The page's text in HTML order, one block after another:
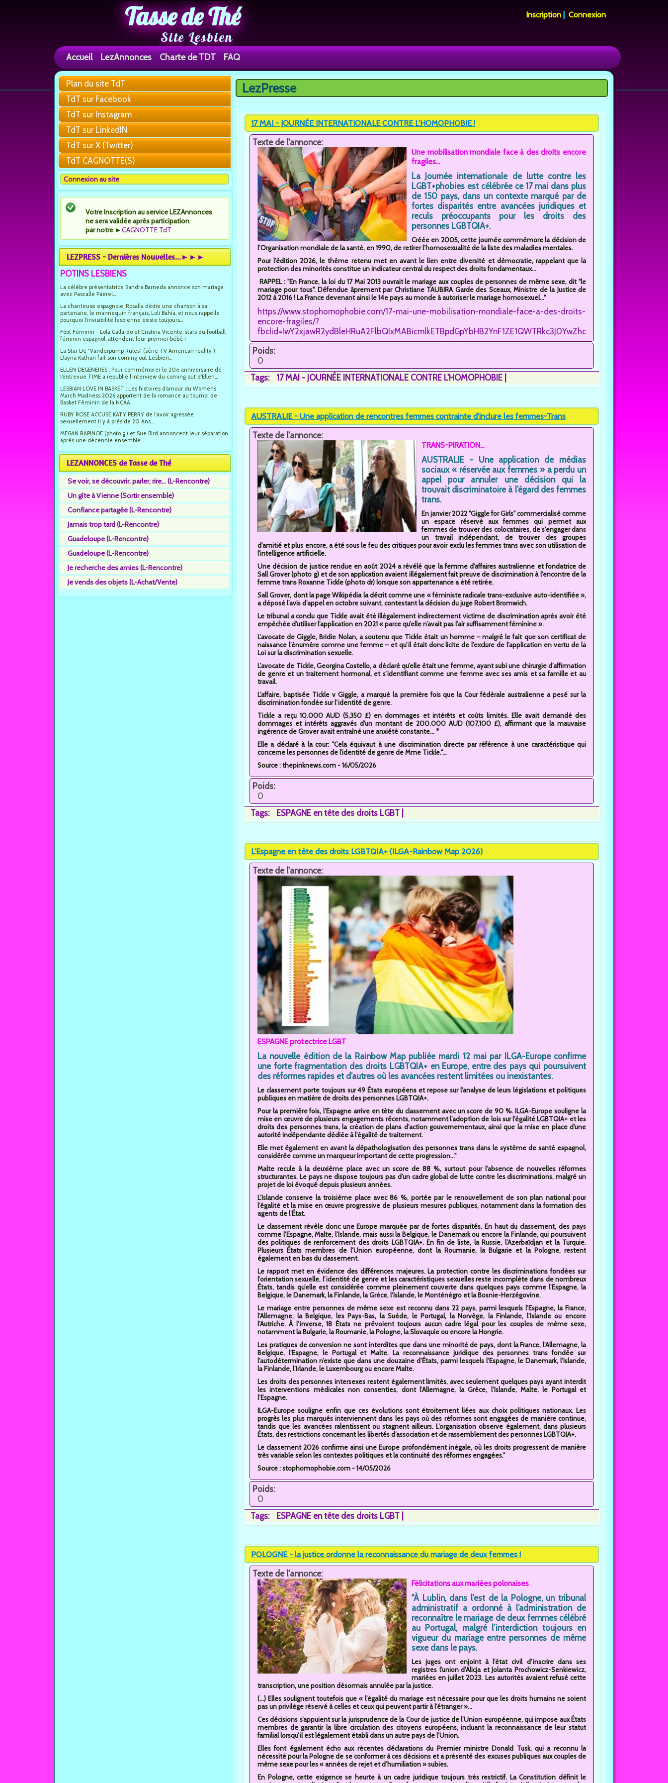
Tasse de Thé
Site Lesbien
Inscription |Connexion
Accueil LezAnnonces Charte de TDT FAQ
Plan du site TdT
TdT sur Facebook
TdT sur Instagram
TdT sur LinkedIN
TdT sur X (Twitter)
TdT CAGNOTTE(S)
Connexion au site
Votre Inscription au service LEZAnnonces
ne sera validée après participation
par notre ►CAGNOTTE TdT
LEZPRESS - Dernières Nouvelles...►►►
POTINS LESBIENS
La célèbre présentatrice Sandra Barneda annonce son mariage
avec Pascalle Paerel...
La chanteuse espagnole, Rosalía dédie une chanson à sa
partenaire, le mannequin français, Loli Bahía, et nous rappelle
pourquoi l’invisibilité lesbienne existe toujours...
Foot Féminin - Lola Gallardo et Cristina Vicente, stars du football
féminin espagnol, attendent leur premier bébé !
La Star De "Vanderpump Rules" (série TV American reality ),
Dayna Kathan fait son coming out Lesbien...
ELLEN DEGENERES : Pour commémorer le 20e anniversaire de
l’entrevue TIME a republié l’interview du coming out d’Ellen...
LESBIAN LOVE IN BASKET : Les histoires d’amour du Women’s
March Madness 2026 apportent de la romance au tournoi de
Basket Féminin de la NCAA...
RUBY ROSE ACCUSE KATY PERRY de l'avoir agressée
sexuellement Il y à près de 20 Ans...
MEGAN RAPINOE (photo g.) et Sue Bird annoncent leur séparation
après une décennie ensemble...
LEZANNONCES de Tasse de Thé
Se voir, se découvrir, parler, rire... (L-Rencontre)
Un gîte à Vienne (Sortir ensemble)
Confiance partagée (L-Rencontre)
Jamais trop tard (L-Rencontre)
Guadeloupe (L-Rencontre)
Guadeloupe (L-Rencontre)
Je recherche des amies (L-Rencontre)
Je vends des objets (L-Achat/Vente)
Vous êtes ici
LezPresse
17 MAI - JOURNÉE INTERNATIONALE CONTRE L'HOMOPHOBIE !
Texte de l'annonce:
Une mobilisation mondiale face à des droits encore
fragiles...
La Journée internationale de lutte contre les
LGBT+phobies est célébrée ce 17 mai dans plus
de 150 pays, dans un contexte marqué par de
fortes disparités entre avancées juridiques et
reculs préoccupants pour les droits des
personnes LGBTQIA+.
Créée en 2005, cette journée commémore la décision de
l’Organisation mondiale de la santé, en 1990, de retirer l’homosexualité de la liste des maladies mentales.
Pour l’édition 2026, le thème retenu met en avant le lien entre diversité et démocratie, rappelant que la
protection des minorités constitue un indicateur central du respect des droits fondamentaux...
RAPPEL : "En France, la loi du 17 Mai 2013 ouvrait le mariage aux couples de personnes de même sexe, dit "le
mariage pour tous". Défendue âprement par Christiane TAUBIRA Garde des Sceaux, Ministre de la Justice de
2012 à 2016 ! La France devenant ainsi le 14e pays au monde à autoriser le mariage homosexuel..."
https://www.stophomophobie.com/17-mai-une-mobilisation-mondiale-face-a-des-droits-
encore-fragiles/?
Poids:
0
Tags:
17 MAI - JOURNÉE INTERNATIONALE CONTRE L'HOMOPHOBIE
AUSTRALIE - Une application de rencontres femmes contrainte d'inclure les femmes-Trans
Texte de l'annonce:
TRANS-PIRATION...
AUSTRALIE - Une application de médias
sociaux « réservée aux femmes » a perdu un
appel pour annuler une décision qui la
trouvait discriminatoire à l’égard des femmes
trans.
En janvier 2022 "Giggle for Girls" commercialisé comme
un espace réservé aux femmes qui permet aux
femmes de trouver des colocataires, de s'engager dans
un travail indépendant, de trouver des groupes
d'amitié et plus encore, a été sous le feu des critiques pour avoir exclu les femmes trans avec son utilisation de
l'intelligence artificielle.
Une décision de justice rendue en août 2024 a révélé que la femme d'affaires australienne et fondatrice de
Sall Grover (photo g) et de son application avaient illégalement fait preuve de discrimination à l'encontre de la
femme trans Roxanne Tickle (photo dr) lorsque son appartenance a été retirée.
Sall Grover, dont la page Wikipédia la décrit comme une « féministe radicale trans-exclusive auto-identifiée »,
a déposé l’avis d’appel en octobre suivant, contestant la décision du juge Robert Bromwich.
Le tribunal a conclu que Tickle avait été illégalement indirectement victime de discrimination après avoir été
empêchée d’utiliser l’application en 2021 « parce qu’elle n’avait pas l’air suffisamment féminine ».
L’avocate de Giggle, Bridie Nolan, a soutenu que Tickle était un homme – malgré le fait que son certificat de
naissance l’énumère comme une femme – et qu’il était donc licite de l’exclure de l’application en vertu de la
Loi sur la discrimination sexuelle.
L’avocate de Tickle, Georgina Costello, a déclaré qu’elle était une femme, ayant subi une chirurgie d’affirmation
de genre et un traitement hormonal, et s’identifiant comme une femme avec ses amis et sa famille et au
travail.
L’affaire, baptisée Tickle v Giggle, a marqué la première fois que la Cour fédérale australienne a pesé sur la
discrimination fondée sur l’identité de genre.
Tickle a reçu 10.000 AUD (5,350 £) en dommages et intérêts et coûts limités. Elle avait demandé des
dommages et intérêts aggravés d'un montant de 200.000 AUD (107,100 £), affirmant que la mauvaise
ingérence de Grover avait entraîné une anxiété constante... *
Elle a déclaré à la cour: "Cela équivaut à une discrimination directe par référence à une caractéristique qui
concerne les personnes de l'identité de genre de Mme Tickle."...
Source : thepinknews.com - 16/05/2026
Poids:
0
Tags:
ESPAGNE en tête des droits LGBT
L’Espagne en tête des droits LGBTQIA+ (ILGA-Rainbow Map 2026)
Texte de l'annonce:
ESPAGNE protectrice LGBT
La nouvelle édition de la Rainbow Map publiée mardi 12 mai par ILGA-Europe confirme
une forte fragmentation des droits LGBTQIA+ en Europe, entre des pays qui poursuivent
des réformes rapides et d’autres où les avancées restent limitées ou inexistantes.
Le classement porte toujours sur 49 États européens et repose sur l’analyse de leurs législations et politiques
publiques en matière de droits des personnes LGBTQIA+.
Pour la première fois, l’Espagne arrive en tête du classement avec un score de 90 %. ILGA-Europe souligne la
mise en œuvre de plusieurs engagements récents, notamment l’adoption de lois sur l’égalité LGBTQIA+ et les
droits des personnes trans, la création de plans d’action gouvernementaux, ainsi que la mise en place d’une
autorité indépendante dédiée à l’égalité de traitement.
Elle met également en avant la dépathologisation des personnes trans dans le système de santé espagnol,
considérée comme un marqueur important de cette progression..."
Malte recule à la deuxième place avec un score de 88 %, surtout pour l’absence de nouvelles réformes
structurantes. Le pays ne dispose toujours pas d’un cadre global de lutte contre les discriminations, malgré un
projet de loi évoqué depuis plusieurs années.
L’Islande conserve la troisième place avec 86 %, portée par le renouvellement de son plan national pour
l’égalité et la mise en œuvre progressive de plusieurs mesures publiques, notamment dans la formation des
agents de l’État.
Le classement révèle donc une Europe marquée par de fortes disparités. En haut du classement, des pays
comme l’Espagne, Malte, l’Islande, mais aussi la Belgique, le Danemark ou encore la Finlande, qui poursuivent
des politiques de renforcement des droits LGBTQIA+. En fin de liste, la Russie, l’Azerbaïdjan et la Turquie.
Plusieurs États membres de l’Union européenne, dont la Roumanie, la Bulgarie et la Pologne, restent
également en bas du classement.
Le rapport met en évidence des différences majeures. La protection contre les discriminations fondées sur
l’orientation sexuelle, l’identité de genre et les caractéristiques sexuelles reste incomplète dans de nombreux
États, tandis qu’elle est considérée comme pleinement couverte dans quelques pays comme l’Espagne, la
Belgique, le Danemark, la Finlande, la Grèce, l’Islande, le Monténégro et la Bosnie-Herzégovine.
Le mariage entre personnes de même sexe est reconnu dans 22 pays, parmi lesquels l’Espagne, la France,
l’Allemagne, la Belgique, les Pays-Bas, la Suède, le Portugal, la Norvège, la Finlande, l’Islande ou encore
l’Autriche. À l’inverse, 18 États ne prévoient toujours aucun cadre légal pour les couples de même sexe,
notamment la Bulgarie, la Roumanie, la Pologne, la Slovaquie ou encore la Hongrie.
Les pratiques de conversion ne sont interdites que dans une minorité de pays, dont la France, l’Allemagne, la
Belgique, l’Espagne, le Portugal et Malte. La reconnaissance juridique des personnes trans fondée sur
l’autodétermination n’existe que dans une douzaine d’États, parmi lesquels l’Espagne, le Danemark, l’Islande,
la Finlande, l’Irlande, le Luxembourg ou encore Malte.
Les droits des personnes intersexes restent également limités, avec seulement quelques pays ayant interdit
les interventions médicales non consenties, dont l’Allemagne, la Grèce, l’Islande, Malte, le Portugal et
l’Espagne.
ILGA-Europe souligne enfin que ces évolutions sont étroitement liées aux choix politiques nationaux. Les
progrès les plus marqués interviennent dans les pays où des réformes sont engagées de manière continue,
tandis que les avancées ralentissent ou stagnent ailleurs. L’organisation observe également, dans plusieurs
États, des restrictions concernant les libertés d’association et de rassemblement des personnes LGBTQIA+.
Le classement 2026 confirme ainsi une Europe profondément inégale, où les droits progressent de manière
très variable selon les contextes politiques et la continuité des réformes engagées."
Source : stophomophobie.com - 14/05/2026
Poids:
0
Tags:
ESPAGNE en tête des droits LGBT
POLOGNE - la justice ordonne la reconnaissance du mariage de deux femmes !
Texte de l'annonce:
Félicitations aux mariées polonaises
"À Lublin, dans l’est de la Pologne, un tribunal
administratif a ordonné à l’administration de
reconnaître le mariage de deux femmes célébré
au Portugal, malgré l’interdiction toujours en
vigueur du mariage entre personnes de même
sexe dans le pays.
Les juges ont enjoint à l’état civil d’inscrire dans ses
registres l’union d’Alicja et Jolanta Prochowicz-Senkiewicz,
mariées en juillet 2023. Les autorités avaient refusé cette
transcription, une position désormais annulée par la justice.
(...) Elles soulignent toutefois que « l’égalité du mariage est nécessaire pour que les droits humains ne soient
pas un privilège réservé à celles et ceux qui peuvent partir à l’étranger »...
Ces décisions s’appuient sur la jurisprudence de la Cour de justice de l’Union européenne, qui impose aux États
membres de garantir la libre circulation des citoyens européens, incluant la reconnaissance de leur statut
familial lorsqu’il est légalement établi dans un autre pays de l’Union.
Elles font également écho aux récentes déclarations du Premier ministre Donald Tusk, qui a reconnu la
nécessité pour la Pologne de se conformer à ces décisions et a présenté des excuses publiques aux couples de
même sexe pour les « années de rejet et d’humiliation » subies.
En Pologne, cette exigence se heurte à un cadre juridique toujours très restrictif. La Constitution définit le